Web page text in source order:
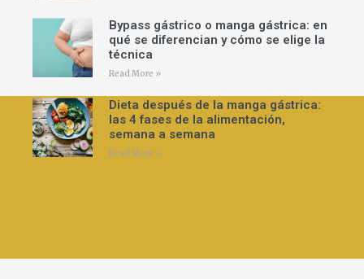
Bypass gástrico o manga gástrica: en
qué se diferencian y cómo se elige la
técnica
Read More »
Dieta después de la manga gástrica:
las 4 fases de la alimentación,
semana a semana
Read More »